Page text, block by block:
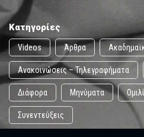
Κατηγορίες
Videos Άρθρα
Ανακοινώσεις – Τηλεγραφήματα
Διάφορα Μηνύματα
Συνεντεύξεις